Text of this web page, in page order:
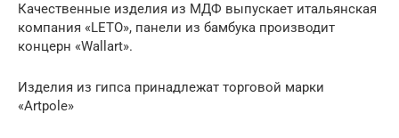
Качественные изделия из МДФ выпускает итальянская
компания «LETO», панели из бамбука производит
концерн «Wallart».
Изделия из гипса принадлежат торговой марки
«Artpole»